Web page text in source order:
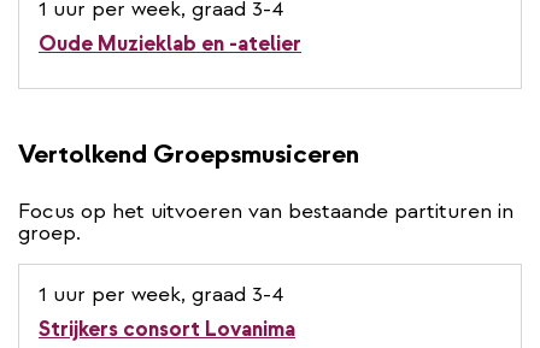
1 uur per week, graad 3-4
Oude Muzieklab en -atelier
Vertolkend Groepsmusiceren
Focus op het uitvoeren van bestaande partituren in
groep.
1 uur per week, graad 3-4
Strijkers consort Lovanima